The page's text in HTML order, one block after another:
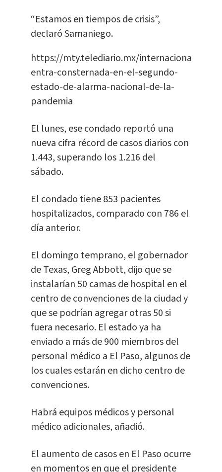
“Estamos en tiempos de crisis”,
declaró Samaniego.
https://mty.telediario.mx/internacional/
entra-consternada-en-el-segundo-
estado-de-alarma-nacional-de-la-
pandemia
El lunes, ese condado reportó una
nueva cifra récord de casos diarios con
1.443, superando los 1.216 del
sábado.
El condado tiene 853 pacientes
hospitalizados, comparado con 786 el
día anterior.
El domingo temprano, el gobernador
de Texas, Greg Abbott, dijo que se
instalarían 50 camas de hospital en el
centro de convenciones de la ciudad y
que se podrían agregar otras 50 si
fuera necesario. El estado ya ha
enviado a más de 900 miembros del
personal médico a El Paso, algunos de
los cuales estarán en dicho centro de
convenciones.
Habrá equipos médicos y personal
médico adicionales, añadió.
El aumento de casos en El Paso ocurre
en momentos en que el presidente